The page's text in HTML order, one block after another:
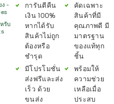
ง -
รับ
การันตีคืน
เงิน 100%
หากได้รับ
สินค้าไม่ถูก
ต้องหรือ
ชำรุด
มีโปรโมชั่น
ส่งฟรีและส่ง
เร็ว ด้วย
ขนส่ง
คัดเฉพาะ
สินค้าที่มี
คุณภาพดี มี
มาตรฐาน
ของแท้ทุก
ชิ้น
พร้อมให้
ความช่วย
เหลือเมื่อ
ประสบ